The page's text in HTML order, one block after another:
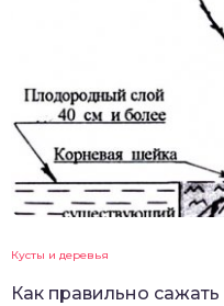
Кусты и деревья
Как правильно